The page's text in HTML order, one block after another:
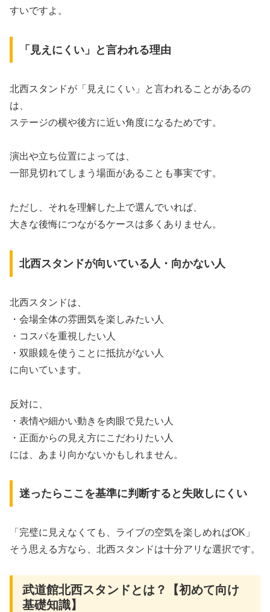
すいですよ。
「見えにくい」と言われる理由
北西スタンドが「見えにくい」と言われることがあるの
は、
ステージの横や後方に近い角度になるためです。
演出や立ち位置によっては、
一部見切れてしまう場面があることも事実です。
ただし、それを理解した上で選んでいれば、
大きな後悔につながるケースは多くありません。
北西スタンドが向いている人・向かない人
北西スタンドは、
・会場全体の雰囲気を楽しみたい人
・コスパを重視したい人
・双眼鏡を使うことに抵抗がない人
に向いています。
反対に、
・表情や細かい動きを肉眼で見たい人
・正面からの見え方にこだわりたい人
には、あまり向かないかもしれません。
迷ったらここを基準に判断すると失敗しにくい
「完璧に見えなくても、ライブの空気を楽しめればOK」
そう思える方なら、北西スタンドは十分アリな選択です。
武道館北西スタンドとは？【初めて向け
基礎知識】